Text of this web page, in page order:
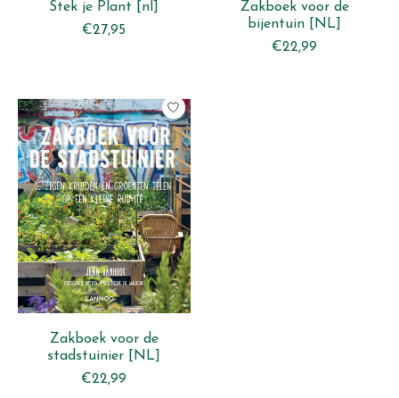
Stek je Plant [nl]
€27,95
Zakboek voor de
bijentuin [NL]
€22,99
Zakboek voor de
stadstuinier [NL]
€22,99